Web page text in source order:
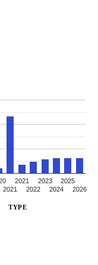
2021
2021
2022
2023
2024
2025
2026
TYPE